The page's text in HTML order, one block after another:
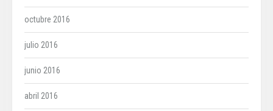
octubre 2016
julio 2016
junio 2016
abril 2016